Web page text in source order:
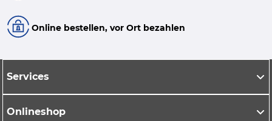
Online bestellen, vor Ort bezahlen
Services
Onlineshop